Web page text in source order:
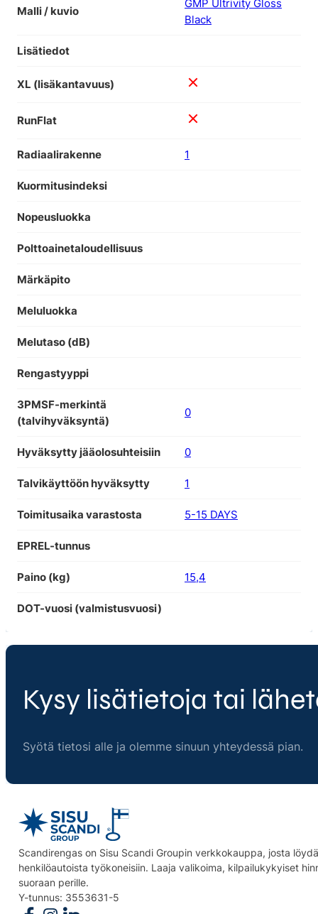
Malli / kuvio
GMP Ultrivity Gloss
Black
Lisätiedot
XL (lisäkantavuus)
RunFlat
Radiaalirakenne 1
Kuormitusindeksi
Nopeusluokka
Polttoainetaloudellisuus
Märkäpito
Meluluokka
Melutaso (dB)
Rengastyyppi
3PMSF-merkintä
(talvihyväksyntä)
0
Hyväksytty jääolosuhteisiin 0
Talvikäyttöön hyväksytty 1
Toimitusaika varastosta 5-15 DAYS
EPREL-tunnus
Paino (kg) 15,4
DOT-vuosi (valmistusvuosi)
Kysy lisätietoja tai
Syötä tietosi alle ja olemme sinuun yhteydessä pian.
Scandirengas on Sisu Scandi Groupin verkkokauppa, josta
henkilöautoista työkoneisiin. Laaja valikoima, kilpailukykyiset
suoraan perille.
Y-tunnus: 3553631-5